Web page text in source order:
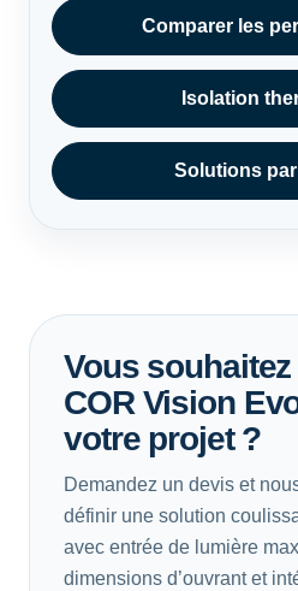
Comparer les
Isolation
Solutions
Vous
COR Vision
votre projet ?
Demandez un devis et
définir une solution
avec entrée de lumière
dimensions d’ouvrant et